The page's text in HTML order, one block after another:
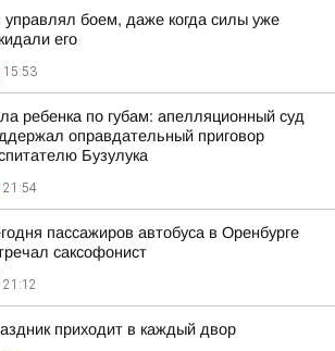
боем, даже когда силы уже
его
15:53
ребенка по губам: апелляционный суд
оправдательный приговор
Бузулука
21:54
пассажиров автобуса в Оренбурге
саксофонист
21:12
приходит в каждый двор